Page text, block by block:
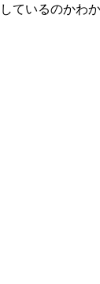
ているのかわ